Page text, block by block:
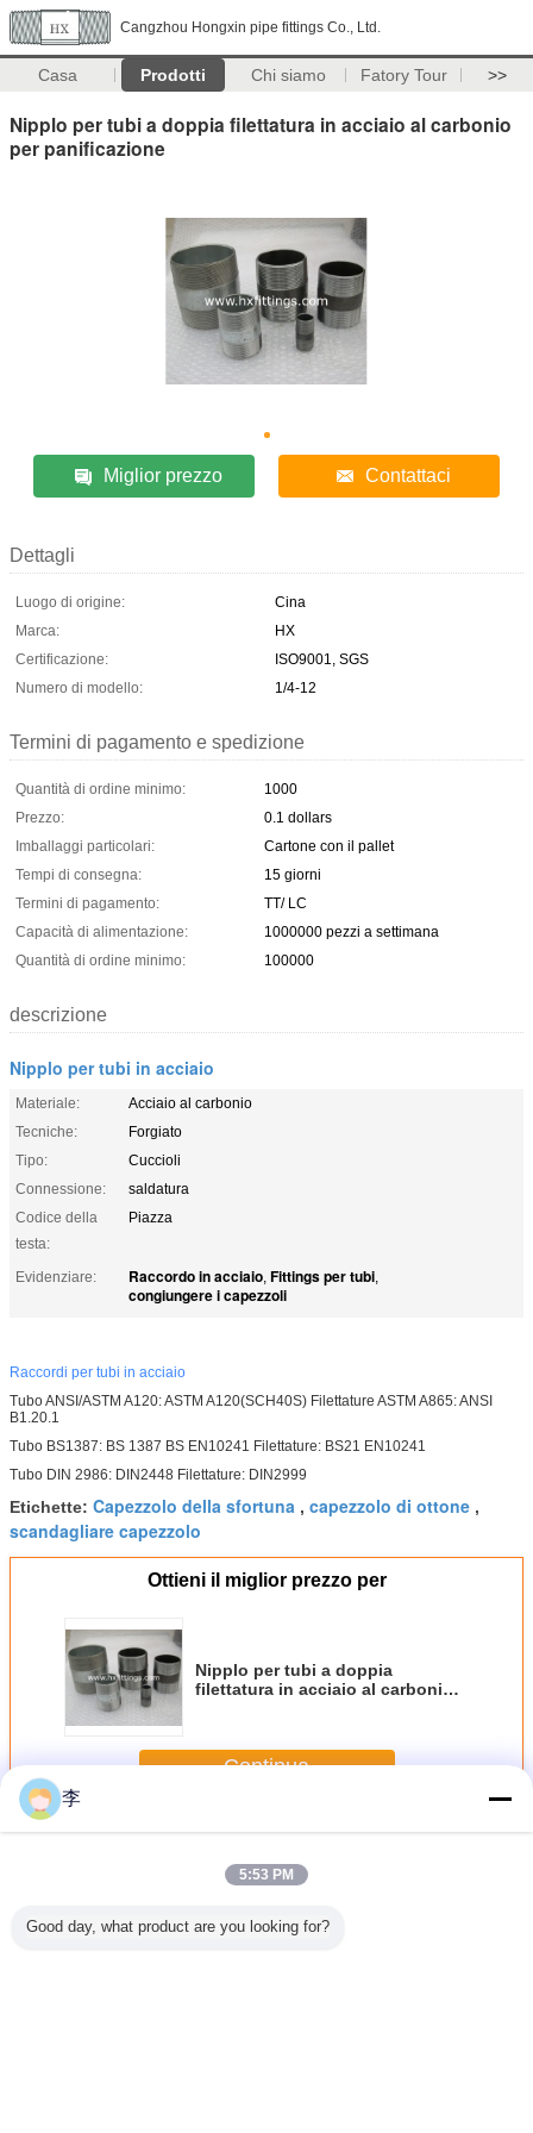
Cangzhou Hongxin pipe fittings Co., Ltd.
Casa Prodotti Chi siamo Fatory Tour >>
Nipplo per tubi a doppia filettatura in acciaio al carbonio
per panificazione
Miglior prezzo Contattaci
Dettagli
Luogo di origine:
Cina
Marca:
HX
Certificazione:
ISO9001, SGS
Numero di modello:
1/4-12
Termini di pagamento e spedizione
Quantità di ordine minimo:
1000
Prezzo:
0.1 dollars
Imballaggi particolari:
Cartone con il pallet
Tempi di consegna:
15 giorni
Termini di pagamento:
TT/ LC
Capacità di alimentazione:
1000000 pezzi a settimana
Quantità di ordine minimo:
100000
descrizione
Nipplo per tubi in acciaio
Materiale:
Acciaio al carbonio
Tecniche:
Forgiato
Tipo:
Cuccioli
Connessione:
saldatura
Codice della
testa:
Piazza
Evidenziare: Raccordo in acciaio, Fittings per tubi,
congiungere i capezzoli
Raccordi per tubi in acciaio
Tubo ANSI/ASTM A120: ASTM A120(SCH40S) Filettature ASTM A865: ANSI
B1.20.1
Tubo BS1387: BS 1387 BS EN10241 Filettature: BS21 EN10241
Tubo DIN 2986: DIN2448 Filettature: DIN2999
Etichette: Capezzolo della sfortuna , capezzolo di ottone ,
scandagliare capezzolo
Ottieni il miglior prezzo per
Nipplo per tubi a doppia
filettatura in acciaio al carbonio
Continua
PiùNipplo per tubi in acciaio
李
5:53 PM
Good day, what product are you looking for?